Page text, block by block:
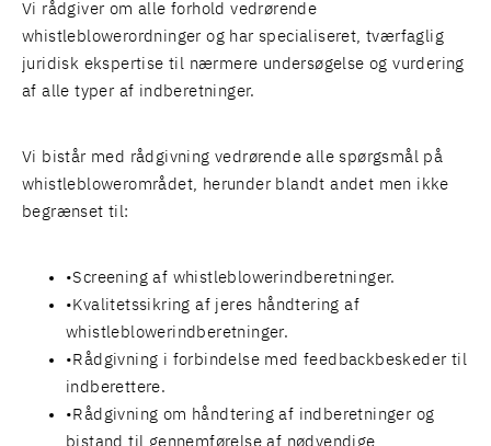
Vi rådgiver om alle forhold vedrørende
whistleblowerordninger og har specialiseret, tværfaglig
juridisk ekspertise til nærmere undersøgelse og vurdering
af alle typer af indberetninger.
Vi bistår med rådgivning vedrørende alle spørgsmål på
whistleblowerområdet, herunder blandt andet men ikke
begrænset til:
Screening af whistleblowerindberetninger.
Kvalitetssikring af jeres håndtering af
whistleblowerindberetninger.
Rådgivning i forbindelse med feedbackbeskeder til
indberettere.
Rådgivning om håndtering af indberetninger og
bistand til gennemførelse af nødvendige